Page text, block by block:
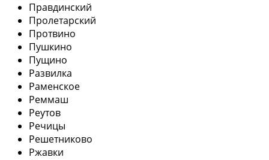
Правдинский
Пролетарский
Протвино
Пушкино
Пущино
Развилка
Раменское
Реммаш
Реутов
Речицы
Решетниково
Ржавки